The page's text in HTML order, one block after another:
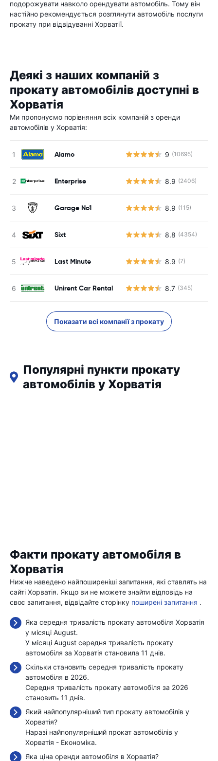
подорожувати навколо орендувати автомобіль. Тому він
настійно рекомендується розглянути автомобіль послуги
прокату при відвідуванні Хорватії.
Деякі з наших компаній з
прокату автомобілів доступні в
Хорватія
Ми пропонуємо порівняння всіх компаній з оренди
автомобілів у Хорватія:
Alamo 9 (10695)
Enterprise 8.9 (2406)
Garage No1 8.9 (115)
Sixt 8.8 (4354)
Last Minute 8.9 (7)
Unirent Car Rental 8.7 (345)
Показати всі компанії з прокату
Популярні пункти прокату
автомобілів у Хорватія
Факти прокату автомобіля в
Хорватія
Нижче наведено найпоширеніші запитання, які ставлять на
сайті Хорватія. Якщо ви не можете знайти відповідь на
своє запитання, відвідайте сторінку поширені запитання .
Яка середня тривалість прокату автомобіля Хорватія
у місяці August.
У місяці August середня тривалість прокату
автомобіля за Хорватія становила 11 днів.
Скільки становить середня тривалість прокату
автомобіля в 2026.
Середня тривалість прокату автомобіля за 2026
становить 11 днів.
Який найпопулярніший тип прокату автомобілів у
Хорватія?
Наразі найпопулярніший прокат автомобілів у
Хорватія - Економіка.
Яка ціна оренди автомобіля в Хорватія?